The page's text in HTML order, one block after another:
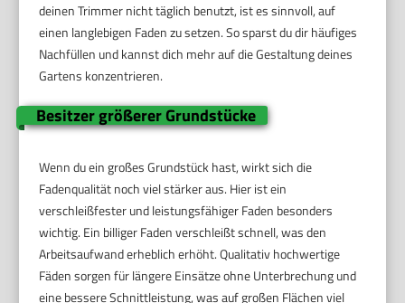
deinen Trimmer nicht täglich benutzt, ist es sinnvoll, auf
einen langlebigen Faden zu setzen. So sparst du dir häufiges
Nachfüllen und kannst dich mehr auf die Gestaltung deines
Gartens konzentrieren.
Besitzer größerer Grundstücke
Wenn du ein großes Grundstück hast, wirkt sich die
Fadenqualität noch viel stärker aus. Hier ist ein
verschleißfester und leistungsfähiger Faden besonders
wichtig. Ein billiger Faden verschleißt schnell, was den
Arbeitsaufwand erheblich erhöht. Qualitativ hochwertige
Fäden sorgen für längere Einsätze ohne Unterbrechung und
eine bessere Schnittleistung, was auf großen Flächen viel